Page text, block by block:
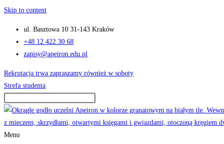
Skip to content
ul. Basztowa 10 31-143 Kraków
+48 12 422 30 68
zapisy@apeiron.edu.pl
Rekrutacja trwa zapraszamy również w soboty
Strefa studenta
Menu